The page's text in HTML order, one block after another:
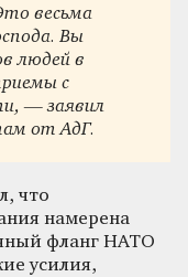
весьма
Вы
людей в
с
— заявил
от АдГ.
что
намерена
фланг НАТО
усилия,